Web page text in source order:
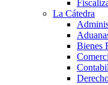
La Cátedra
Bienes